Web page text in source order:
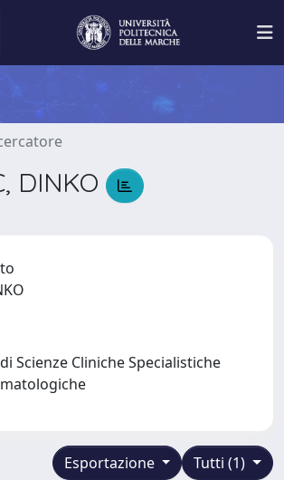
DINKO
Scienze Cliniche Specialistiche
Tutti (1)
Esportazione